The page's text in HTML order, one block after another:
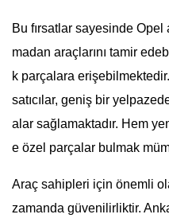
Bu fırsatlar sayesinde
madan araçlarını tamir
k parçalara
satıcılar, geniş bir
alar sağlamaktadır. Hem
e özel parçalar bulmak
Araç sahipleri için önemli
zamanda güvenilirliktir.